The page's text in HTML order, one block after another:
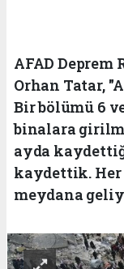
AFAD
Orhan Tatar,
Bir bölümü 6
binalara
ayda
kaydettik. Her
meydana